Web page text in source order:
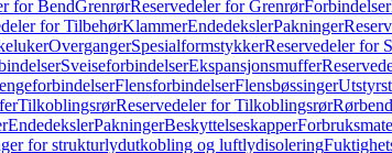
for BendGrenrørReservedeler for GrenrørForbindelser
for TilbehørKlammerEndedekslerPakninger
OvergangerSpesialformstykkerReservedeler for
SveiseforbindelserEkspansjonsmuffer
FlensforbindelserFlensbøssinger
TilkoblingsrørReservedeler for Tilkoblingsrør
EndedekslerPakningerBeskyttelseskapper
for strukturlydutkobling og luftlydisolering